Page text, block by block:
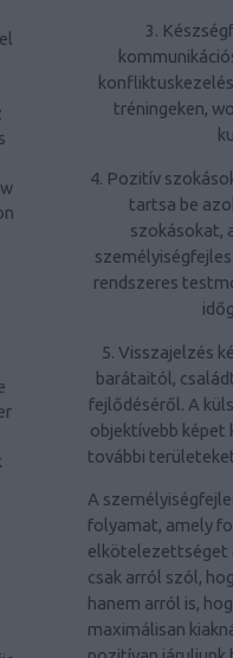
3.
tréningeken,
4. Pozitív
tartsa be
szokásokat,
rendszeres
5. Visszajelzés
barátaitól,
fejlődéséről. A
objektívebb képet
további
A
folyamat, amely
elkötelezettséget
csak arról szól,
hanem arról is,
maximálisan